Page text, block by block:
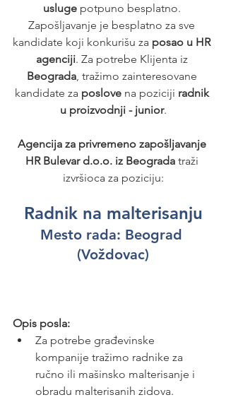
usluge potpuno besplatno.
Zapošljavanje je besplatno za sve
kandidate koji konkurišu za posao u HR
agenciji. Za potrebe Klijenta iz
Beograda, tražimo zainteresovane
kandidate za poslove na poziciji radnik
u proizvodnji - junior.
Agencija za privremeno zapošljavanje
HR Bulevar d.o.o. iz Beograda traži
izvršioca za poziciju:
Radnik na malterisanju
Mesto rada: Beograd
(Voždovac)
Opis posla:
Za potrebe građevinske
kompanije tražimo radnike za
ručno ili mašinsko malterisanje i
obradu malterisanih zidova.